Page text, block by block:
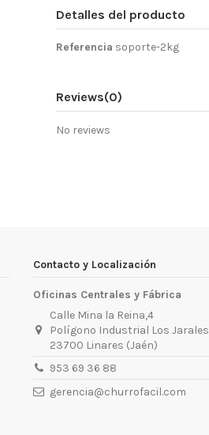
Detalles del producto
Referencia soporte-2kg
Reviews(0)
No reviews
Contacto y Localización
Oficinas Centrales y Fábrica
Calle Mina la Reina,4
Polígono Industrial Los Jarales
23700 Linares (Jaén)
953 69 36 88
gerencia@churrofacil.com